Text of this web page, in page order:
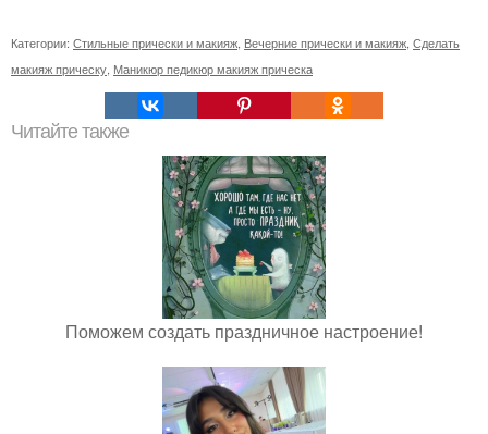
Категории: Стильные прически и макияж Вечерние прически и макияж Сделать
макияж прическу Маникюр педикюр макияж прическа
Читайте также
Поможем создать праздничное настроение!